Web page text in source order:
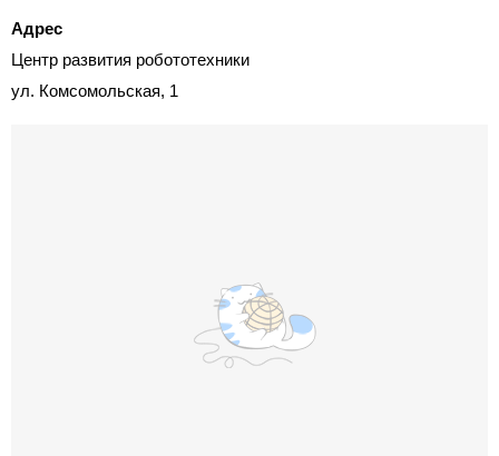
Адрес
Центр развития робототехники
ул. Комсомольская, 1